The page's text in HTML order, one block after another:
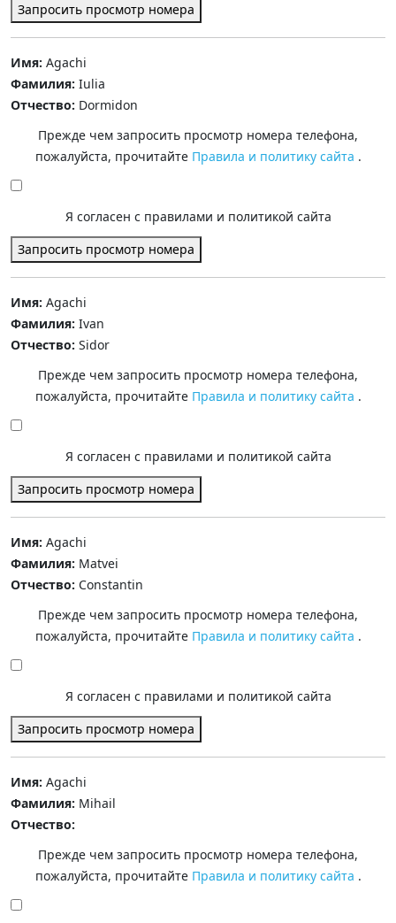
Запросить просмотр номера
Имя: Agachi
Фамилия: Iulia
Отчество: Dormidon
Прежде чем запросить просмотр номера телефона,
пожалуйста, прочитайте Правила и политику сайта .
Я согласен с правилами и политикой сайта
Запросить просмотр номера
Имя: Agachi
Фамилия: Ivan
Отчество: Sidor
Прежде чем запросить просмотр номера телефона,
пожалуйста, прочитайте Правила и политику сайта .
Я согласен с правилами и политикой сайта
Запросить просмотр номера
Имя: Agachi
Фамилия: Matvei
Отчество: Constantin
Прежде чем запросить просмотр номера телефона,
пожалуйста, прочитайте Правила и политику сайта .
Я согласен с правилами и политикой сайта
Запросить просмотр номера
Имя: Agachi
Фамилия: Mihail
Отчество:
Прежде чем запросить просмотр номера телефона,
пожалуйста, прочитайте Правила и политику сайта .